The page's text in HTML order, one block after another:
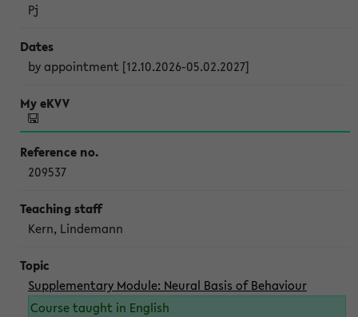
Pj
by appointment [12.10.2026-05.02.2027]
209537
Kern, Lindemann
Supplementary Module: Neural Basis of Behaviour
Course taught in English